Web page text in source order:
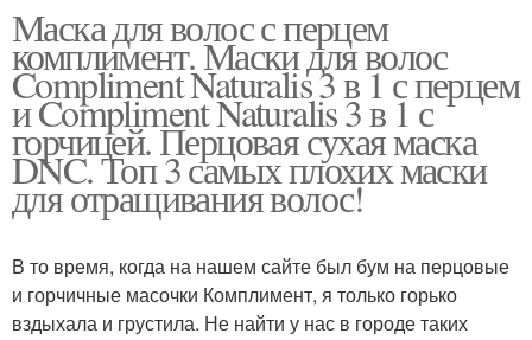
Маска для волос с перцем
комплимент. Маски для волос
Compliment Naturalis 3 в 1 с перцем
и Compliment Naturalis 3 в 1 с
горчицей. Перцовая сухая маска
DNC. Топ 3 самых плохих маски
для отращивания волос!
В то время, когда на нашем сайте был бум на перцовые
и горчичные масочки Комплимент, я только горько
вздыхала и грустила. Не найти у нас в городе таких